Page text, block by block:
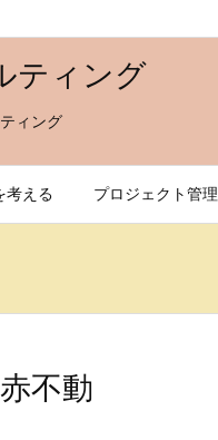
ティング
ィング
考える プロジェクト管
不動